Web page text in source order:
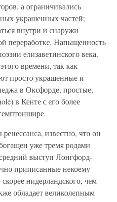
а ограничивались
украшенных частей;
внутри и снаружи
переработке. Напыщенность
елизаветинского века.
времени, так как
просто украшенные и
в Оксфорде, простые,
в Кенте с его более
известно, что он
уже тремя родами
выступ Лонгфорд-
приписанные некоему
нидерландского, чем
обладает великолепным